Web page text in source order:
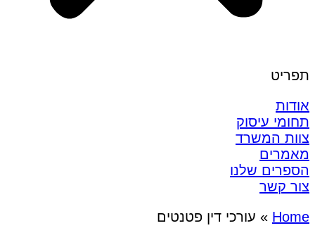
תפריט
אודות
תחומי עיסוק
צוות המשרד
מאמרים
הספרים שלנו
צור קשר
Home
» עורכי דין פטנטים